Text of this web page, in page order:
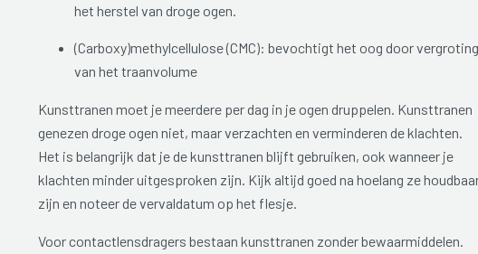
het herstel van droge ogen.
(Carboxy)methylcellulose (CMC): bevochtigt het oog door vergroting
van het traanvolume
Kunsttranen moet je meerdere per dag in je ogen druppelen. Kunsttranen
genezen droge ogen niet, maar verzachten en verminderen de klachten.
Het is belangrijk dat je de kunsttranen blijft gebruiken, ook wanneer je
klachten minder uitgesproken zijn. Kijk altijd goed na hoelang ze
zijn en noteer de vervaldatum op het flesje.
Voor contactlensdragers bestaan kunsttranen zonder bewaarmiddelen.